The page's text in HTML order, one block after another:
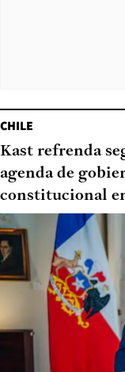
CHILE
Kast refrenda
agenda de
constitucional